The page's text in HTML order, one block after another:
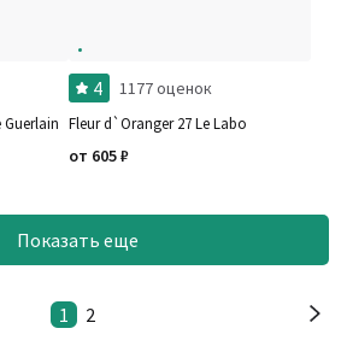
4 1177 оценок
Fleur d`Oranger 27 Le Labo
от 605₽
Показать еще
1 2